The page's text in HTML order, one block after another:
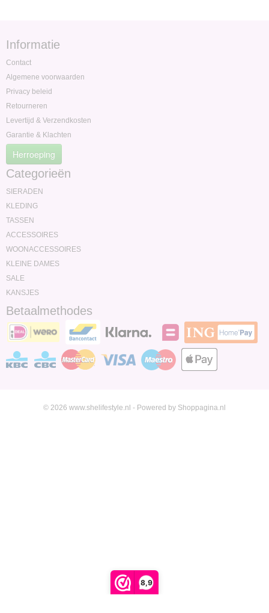
8,9
Informatie
Contact
Algemene voorwaarden
Privacy beleid
Retourneren
Levertijd & Verzendkosten
Garantie & Klachten
Herroeping
Categorieën
SIERADEN
KLEDING
TASSEN
ACCESSOIRES
WOONACCESSOIRES
KLEINE DAMES
SALE
KANSJES
Betaalmethodes
© 2026 www.shelifestyle.nl - Powered by Shoppagina.nl